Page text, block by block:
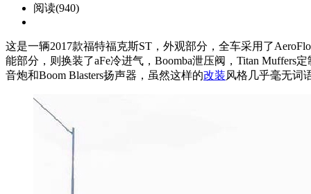
阅读(940)
这是一辆2017款福特福克斯ST，外观部分，全车采用了
能部分，则换装了aFe冷进气，Boomba泄压阀，Titan Muffers
音炮和Boom Blasters扬声器，虽然这样的改装风格几乎毫无词